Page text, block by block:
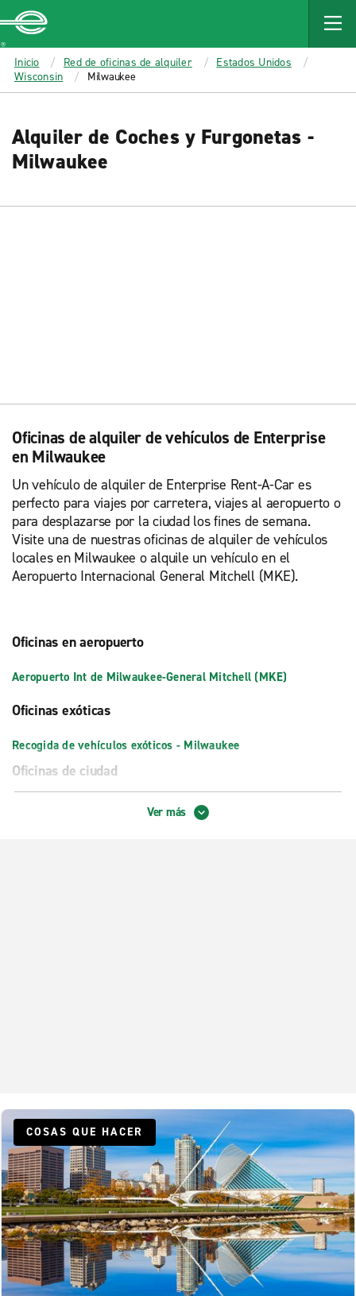
MAIN
CONTENT
Enterprise
Inicio Red de oficinas de alquiler
Estados Unidos
Wisconsin
Milwaukee
Alquiler de Coches y Furgonetas -
Milwaukee
Oficinas de alquiler de vehículos de Enterprise
en Milwaukee
Un vehículo de alquiler de Enterprise Rent-A-Car es
perfecto para viajes por carretera, viajes al aeropuerto o
para desplazarse por la ciudad los fines de semana.
Visite una de nuestras oficinas de alquiler de vehículos
locales en Milwaukee o alquile un vehículo en el
Aeropuerto Internacional General Mitchell (MKE).
Oficinas en aeropuerto
Aeropuerto Int de Milwaukee-General Mitchell (MKE)
Oficinas exóticas
Recogida de vehículos exóticos - Milwaukee
Oficinas de ciudad
Ver más
COSAS QUE HACER